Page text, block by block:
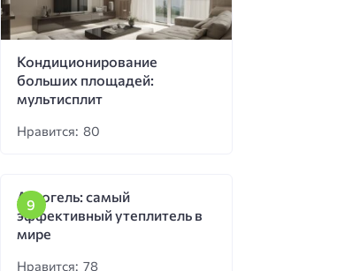
Кондиционирование
больших площадей:
мультисплит
Нравится: 80
Аэрогель: самый
эффективный утеплитель в
мире
Нравится: 78